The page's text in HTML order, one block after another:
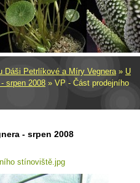
Dáši Petrlíkové a Míry Vegnera» U
srpen 2008 » VP - Část prodejního
- srpen 2008
stínoviště.jpg